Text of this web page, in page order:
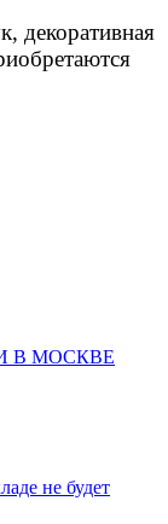
декоративная
В МОСКВЕ
не будет